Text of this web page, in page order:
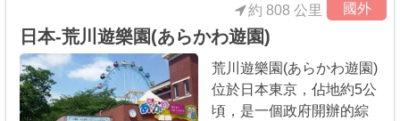
國外
約 808 公里
日本-荒川遊樂園(あらかわ遊園)
荒川遊樂園(あらかわ遊園)
位於日本東京，佔地約5公
頃，是一個政府開辦的綜